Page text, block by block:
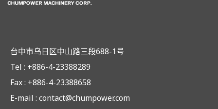
台中市乌日区中山路三段688-1号
Tel : +886-4-23388289
Fax : +886-4-23388658
E-mail : contact@chumpower.com